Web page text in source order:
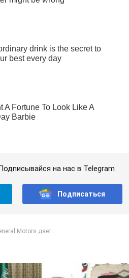
на нас в Telegram
Подписаться
Motors дает...